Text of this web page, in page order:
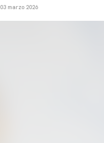
03 marzo 2026